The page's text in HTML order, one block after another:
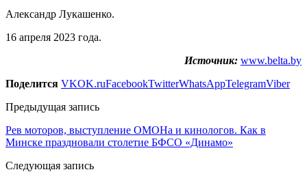
Александр Лукашенко.
16 апреля 2023 года.
Источник: www.belta.by
Поделится VKOK.ruFacebookTwitterWhatsAppTelegramViber
Предыдущая запись
Рев моторов, выступление ОМОНа и кинологов. Как в
Минске праздновали столетие БФСО «Динамо»
Следующая запись